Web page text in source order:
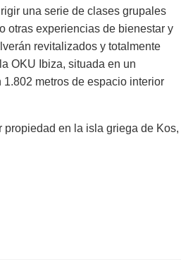
una serie de clases grupales
otras experiencias de bienestar y
revitalizados y totalmente
OKU Ibiza, situada en un
metros de espacio interior
propiedad en la isla griega de Kos,